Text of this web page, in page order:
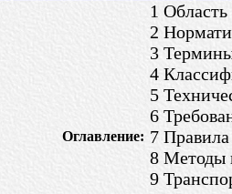
Оглавление:
1
2
3
4
5
6
7
8 Методы
9